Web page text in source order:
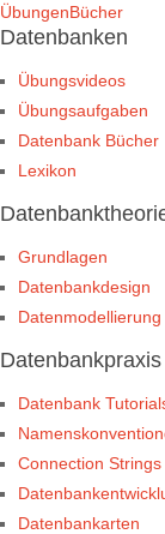
ÜbungenBücher
Datenbanken
Übungsvideos
Übungsaufgaben
Datenbank Bücher
Lexikon
Grundlagen
Datenbankdesign
Datenmodellierung
Datenbankpraxis
Datenbank
Connection Strings
Datenbankarten